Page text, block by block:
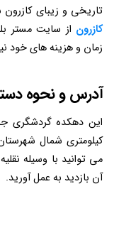
تاریخی و زیبای کازرون
کازرون از سایت مستر
زمان و هزینه های خود
آدرس و نحوه
کیلومتری شمال
می توانید با وسیله
آن بازدید به عمل آورید.